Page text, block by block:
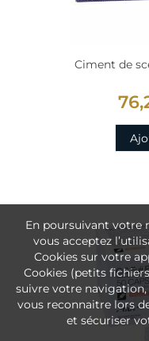
Ciment de
En poursuivant votre
vous acceptez
Cookies sur votre
Cookies (petits
suivre votre
vous reconnaitre lors
et sécuriser